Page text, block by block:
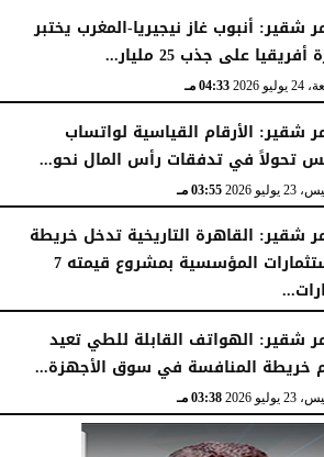
شقير: أنبوب غاز نيجيريا-المغرب يختبر
على جذب 25 مليار...
2026 04:33 مـ
شقير: الأرقام القياسية لواتساب
تحولاً في تدفقات رأس المال نحو...
2026 03:55 مـ
شقير: القاهرة التاريخية تدخل خريطة
الاستثمارات المؤسسية بمشروع قيمته 7
شقير: الهواتف القابلة للطي تعيد
خريطة المنافسة في سوق الأجهزة...
2026 03:38 مـ